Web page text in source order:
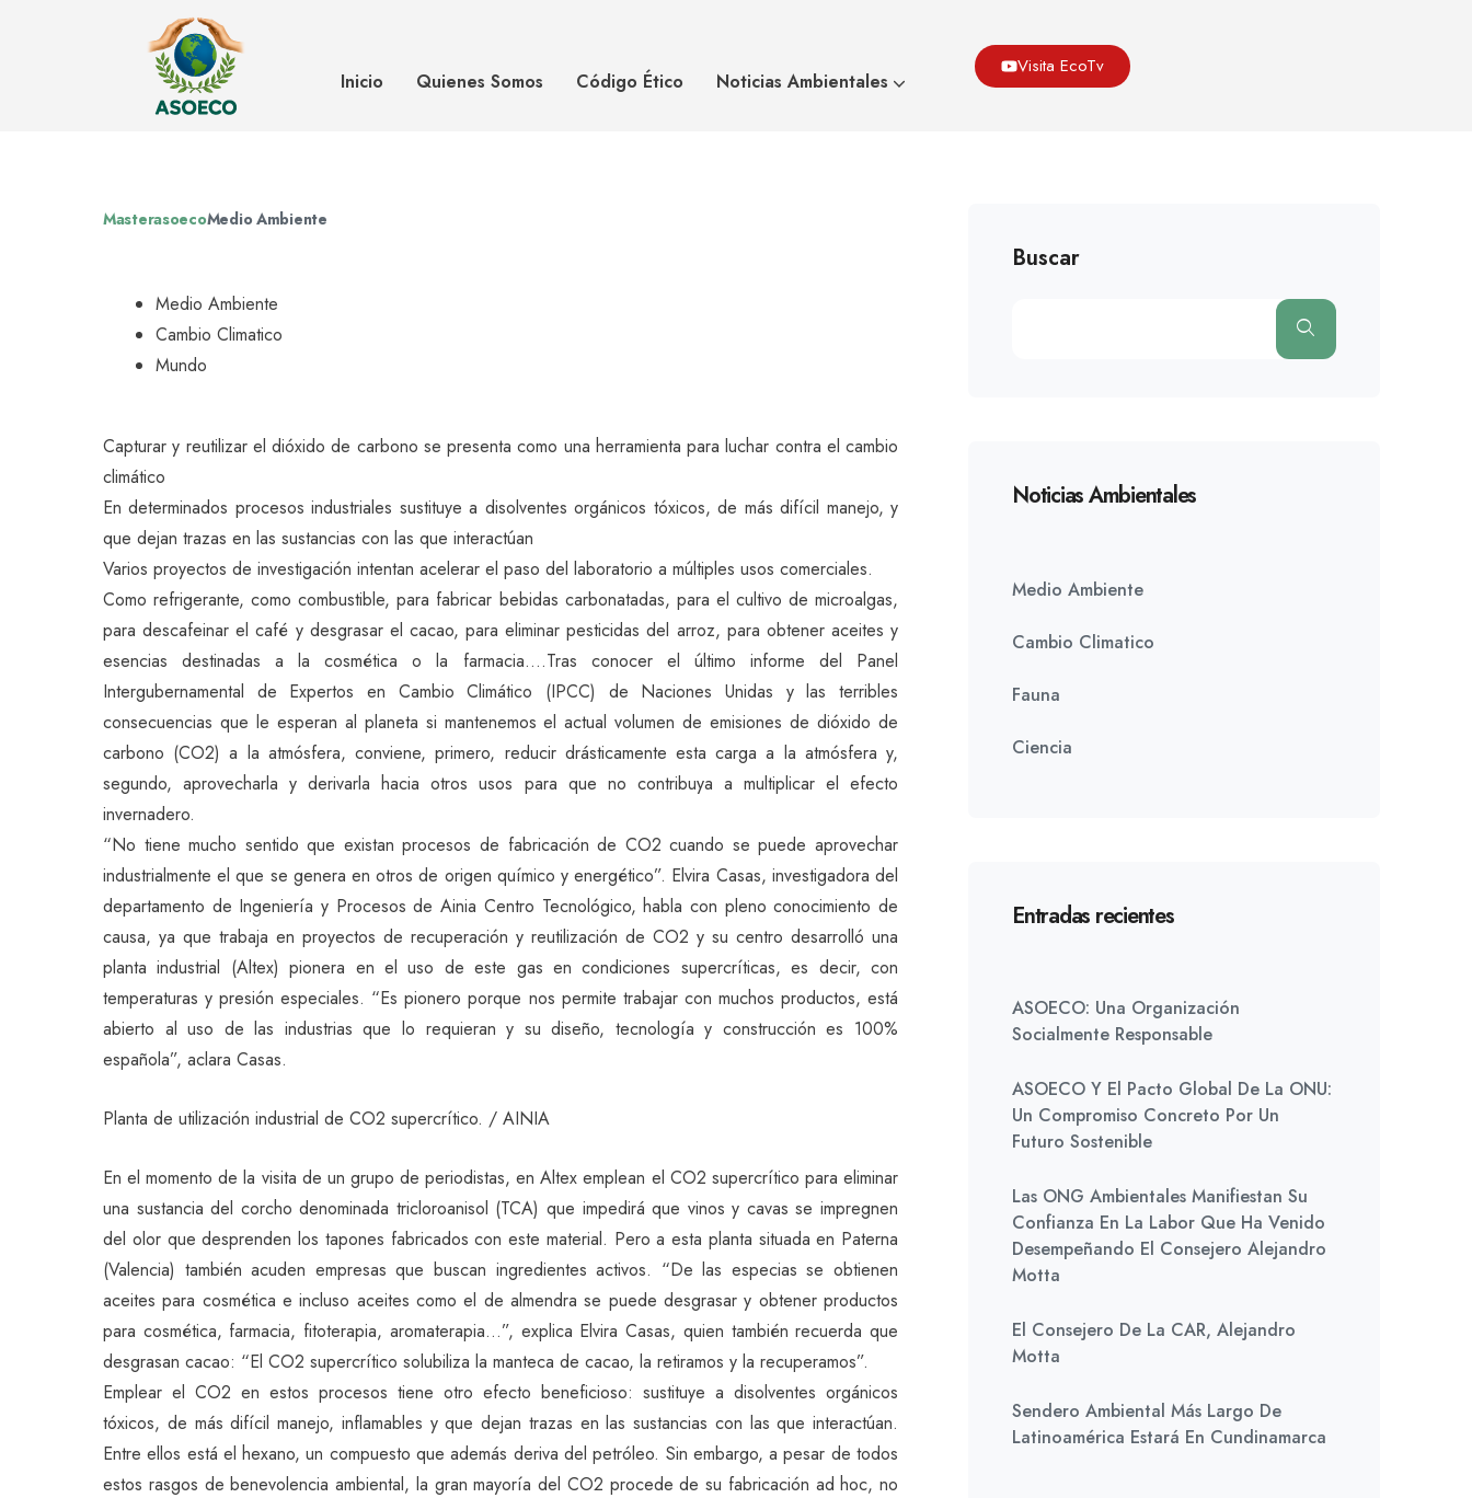
Inicio Quienes Somos Código Ético Noticias Ambientales
Visita EcoTv
El CO2 como materia prima Blog Medio Ambiente
MasterasoecoMedio Ambiente
Medio Ambiente
Cambio Climatico
Mundo
Capturar y reutilizar el dióxido de carbono se presenta como una herramienta para luchar contra el cambio
climático
En determinados procesos industriales sustituye a disolventes orgánicos tóxicos, de más difícil manejo, y
que dejan trazas en las sustancias con las que interactúan
Varios proyectos de investigación intentan acelerar el paso del laboratorio a múltiples usos comerciales.
Como refrigerante, como combustible, para fabricar bebidas carbonatadas, para el cultivo de microalgas,
para descafeinar el café y desgrasar el cacao, para eliminar pesticidas del arroz, para obtener aceites y
esencias destinadas a la cosmética o la farmacia….Tras conocer el último informe del Panel
Intergubernamental de Expertos en Cambio Climático (IPCC) de Naciones Unidas y las terribles
consecuencias que le esperan al planeta si mantenemos el actual volumen de emisiones de dióxido de
carbono (CO2) a la atmósfera, conviene, primero, reducir drásticamente esta carga a la atmósfera y,
segundo, aprovecharla y derivarla hacia otros usos para que no contribuya a multiplicar el efecto
invernadero.
“No tiene mucho sentido que existan procesos de fabricación de CO2 cuando se puede aprovechar
industrialmente el que se genera en otros de origen químico y energético”. Elvira Casas, investigadora del
departamento de Ingeniería y Procesos de Ainia Centro Tecnológico, habla con pleno conocimiento de
causa, ya que trabaja en proyectos de recuperación y reutilización de CO2 y su centro desarrolló una
planta industrial (Altex) pionera en el uso de este gas en condiciones supercríticas, es decir, con
temperaturas y presión especiales. “Es pionero porque nos permite trabajar con muchos productos, está
abierto al uso de las industrias que lo requieran y su diseño, tecnología y construcción es 100%
española”, aclara Casas.
Planta de utilización industrial de CO2 supercrítico. / AINIA
En el momento de la visita de un grupo de periodistas, en Altex emplean el CO2 supercrítico para eliminar
una sustancia del corcho denominada tricloroanisol (TCA) que impedirá que vinos y cavas se impregnen
del olor que desprenden los tapones fabricados con este material. Pero a esta planta situada en Paterna
(Valencia) también acuden empresas que buscan ingredientes activos. “De las especias se obtienen
aceites para cosmética e incluso aceites como el de almendra se puede desgrasar y obtener productos
para cosmética, farmacia, fitoterapia, aromaterapia…”, explica Elvira Casas, quien también recuerda que
desgrasan cacao: “El CO2 supercrítico solubiliza la manteca de cacao, la retiramos y la recuperamos”.
Emplear el CO2 en estos procesos tiene otro efecto beneficioso: sustituye a disolventes orgánicos
tóxicos, de más difícil manejo, inflamables y que dejan trazas en las sustancias con las que interactúan.
Entre ellos está el hexano, un compuesto que además deriva del petróleo. Sin embargo, a pesar de todos
estos rasgos de benevolencia ambiental, la gran mayoría del CO2 procede de su fabricación ad hoc, no
Buscar
Noticias Ambientales
Medio Ambiente
Cambio Climatico
Fauna
Ciencia
Entradas recientes
ASOECO: Una Organización
Socialmente Responsable
ASOECO Y El Pacto Global De La ONU:
Un Compromiso Concreto Por Un
Futuro Sostenible
Las ONG Ambientales Manifiestan Su
Confianza En La Labor Que Ha Venido
Desempeñando El Consejero Alejandro
Motta
El Consejero De La CAR, Alejandro
Motta
Sendero Ambiental Más Largo De
Latinoamérica Estará En Cundinamarca